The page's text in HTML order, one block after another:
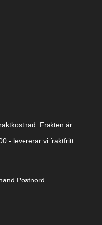
Frakten är
levererar vi fraktfritt
Postnord.